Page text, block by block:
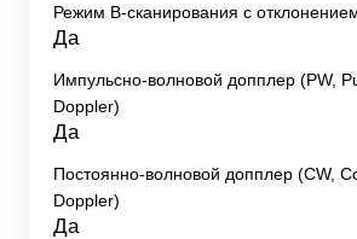
Режим B-сканирования с
Да
Импульсно-волновой допплер (PW,
Doppler)
Да
Постоянно-волновой допплер (CW,
Doppler)
Да